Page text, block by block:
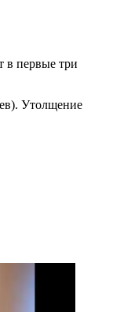
в первые три
Утолщение